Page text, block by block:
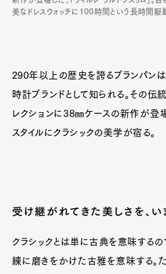
美なドレスウォッチに100時間という長時間駆
290年以上の歴史を誇るブランパン
時計ブランドとして知られる。その伝
レクションに38㎜ケースの新作が登
スタイルにクラシックの美学が宿る。
受け継がれてきた美しさを、
クラシックとは単に古典を意味するの
練に磨きをかけた古雅を意味する。